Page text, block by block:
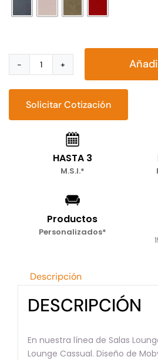
Sala
Lounge
Cassual
cantidad
Solicitar Cotización
HASTA 3
M.S.I.*
Productos
Personalizados*
Descripción
DESCRIPCIÓN
En nuestra línea de Salas
Lounge Cassual. Diseño de